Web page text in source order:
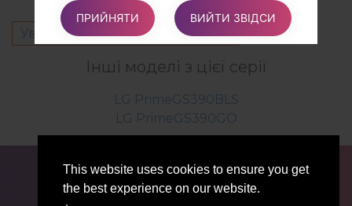
This website uses cookies to ensure you get
the best experience on our website.
Увійтищоб залишити коментар.
Інші моделі з цієї серії
LG PrimeGS390BLS
LG PrimeGS390GO
ПРИВАТНІСТЬ
Права Користувачів
Користувачі можуть користуватися певними
правами щодо своїх Даних, що обробляються
Користувачі мають право скасувати свою
згоду, якщо раніше вони давали згоду на
ПРИЙНЯТИ ВИЙТИ ЗВІДСИ